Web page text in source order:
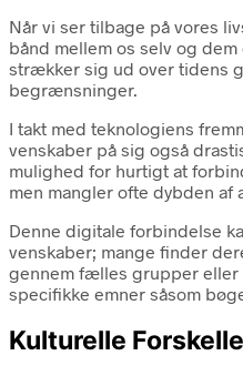
Når vi ser tilbage på vores
bånd mellem os selv og
strækker sig ud over tidens
begrænsninger.
I takt med teknologiens
venskaber på sig også
mulighed for hurtigt at
men mangler ofte dybden af
Denne digitale forbindelse
venskaber; mange finder
gennem fælles grupper eller
specifikke emner såsom
Kulturelle